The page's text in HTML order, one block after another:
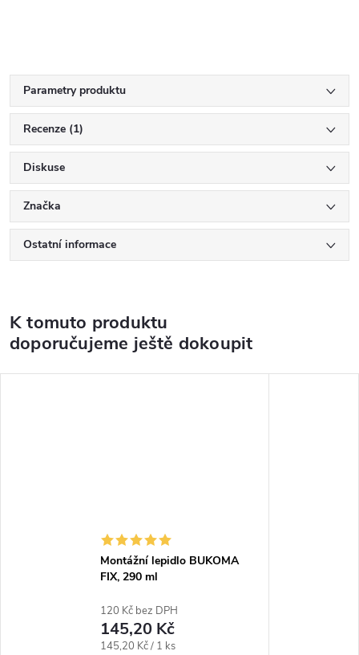
Parametry produktu
Recenze (1)
Diskuse
Značka
Ostatní informace
K tomuto produktu
doporučujeme ještě dokoupit
Montážní lepidlo BUKOMA
FIX, 290 ml
120 Kč bez DPH
145,20 Kč
Měrná cena:
145,20 Kč / 1 ks